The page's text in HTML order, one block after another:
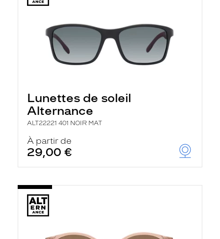
Lunettes de soleil
Alternance
ALT22221 401 NOIR MAT
À partir de
29,00 €